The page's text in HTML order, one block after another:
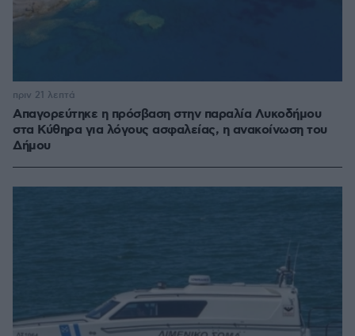
Απαγορεύτηκε η πρόσβαση στην παραλία Λυκοδήμου
στα Κύθηρα για λόγους ασφαλείας, η ανακοίνωση του
Δήμου
πριν 21 λεπτά